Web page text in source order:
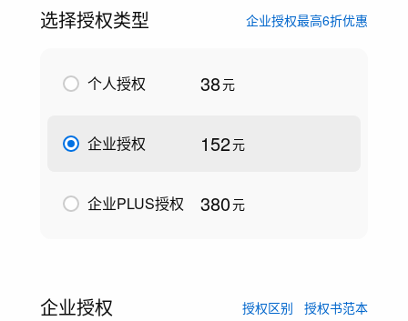
选择授权类型 企业授权最高6折优惠
个人授权 38元
企业授权 152元
企业PLUS授权 380元
企业授权 授权区别 授权书范本